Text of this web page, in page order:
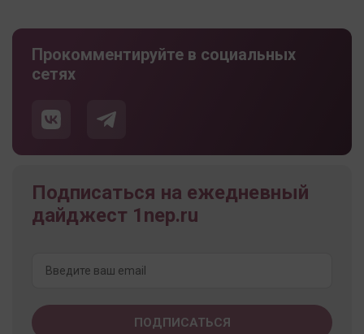
Прокомментируйте в социальных
сетях
Подписаться на ежедневный
дайджест 1nep.ru